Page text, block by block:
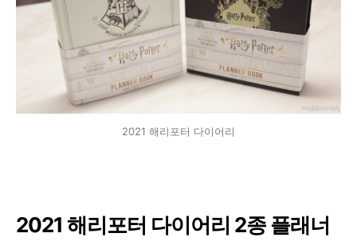
2021 해리포터 다이어리
2021 해리포터 다이어리 2종 플래너